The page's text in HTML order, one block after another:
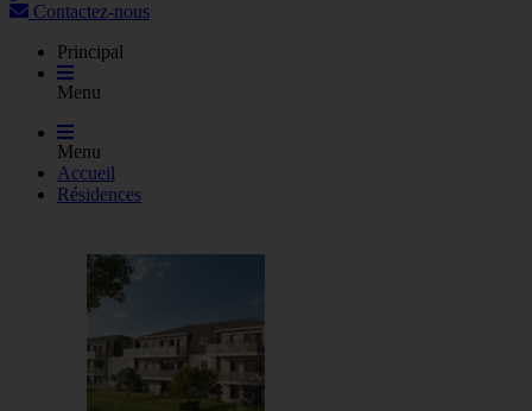
Contactez-nous
Principal
Menu
Menu
Accueil
Résidences